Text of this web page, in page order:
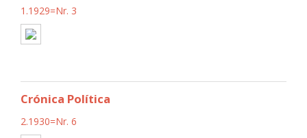
1.1929=Nr. 3
Crónica Política
2.1930=Nr. 6